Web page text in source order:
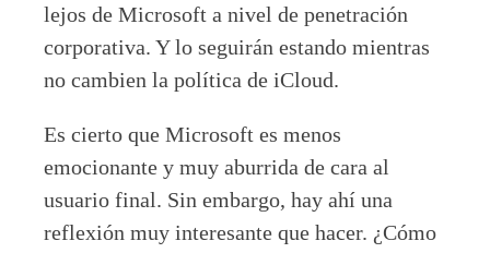
lejos de Microsoft a nivel de penetración
corporativa. Y lo seguirán estando mientras
no cambien la política de iCloud.
Es cierto que Microsoft es menos
emocionante y muy aburrida de cara al
usuario final. Sin embargo, hay ahí una
reflexión muy interesante que hacer. ¿Cómo